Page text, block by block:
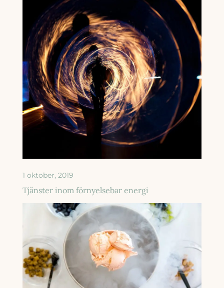
1 oktober, 2019
Tjänster inom förnyelsebar energi